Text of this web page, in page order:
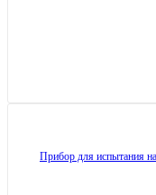
Прибор для испытания